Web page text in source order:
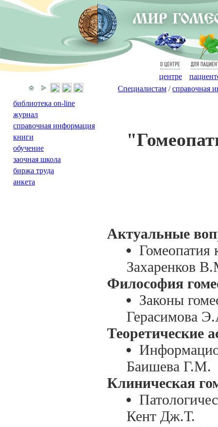
О
центре
Для
Специалистам /справочная
Актуальные
Гомеопатия
Захаренков
Философия
Законы
Герасимова
Теоретические
Баишева Г.М.
Клиническая
Кент Дж.Т.
библиотека on-line
журнал
справочная информация
книги
обучение
заочная школа
биржа труда
анкета